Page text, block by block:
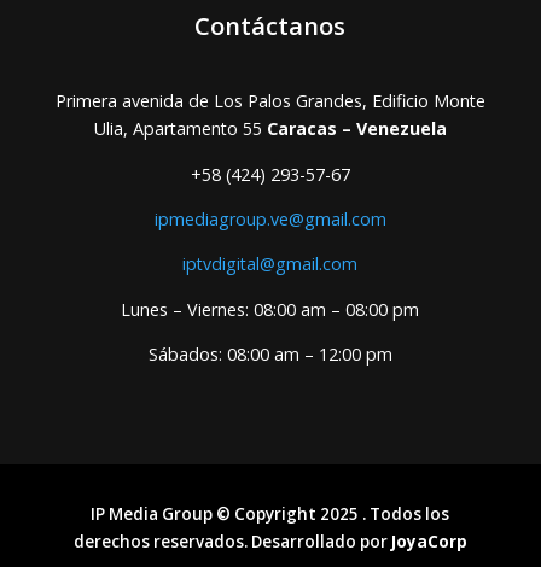
Contáctanos
Primera avenida de Los Palos Grandes, Edificio Monte
Ulia, Apartamento 55 Caracas – Venezuela
+58 (424) 293-57-67
ipmediagroup.ve@gmail.com
iptvdigital@gmail.com
Lunes – Viernes: 08:00 am – 08:00 pm
Sábados: 08:00 am – 12:00 pm
IP Media Group © Copyright 2025 . Todos los
derechos reservados. Desarrollado por JoyaCorp